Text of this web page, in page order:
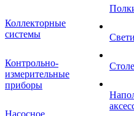
Коллекторные
системы
Контрольно-
измерительные
приборы
Насосное